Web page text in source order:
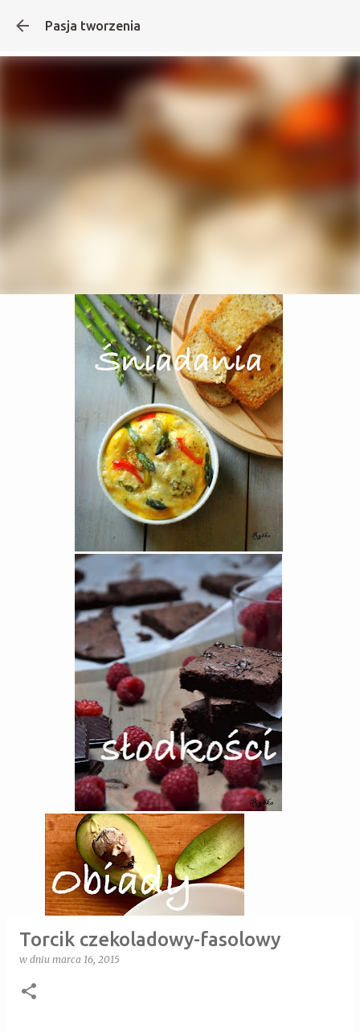
Pasja tworzenia
Torcik czekoladowy-fasolowy
w dniu marca 16, 2015